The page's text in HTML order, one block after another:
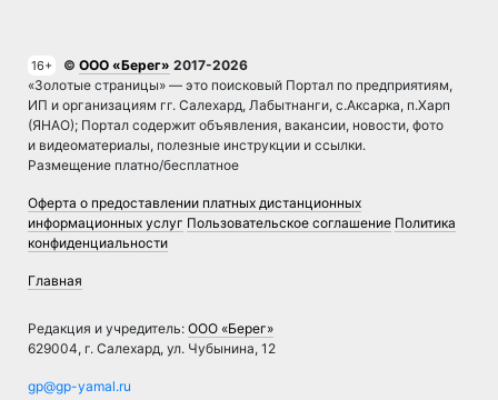
16+ © ООО «Берег» 2017-2026
«Золотые страницы» — это поисковый Портал по предприятиям,
ИП и организациям гг. Салехард, Лабытнанги, с.Аксарка, п.Харп
(ЯНАО); Портал содержит объявления, вакансии, новости, фото
и видеоматериалы, полезные инструкции и ссылки.
Размещение платно/бесплатное
Оферта о предоставлении платных дистанционных
информационных услуг Пользовательское соглашение Политика
конфиденциальности
Главная
Редакция и учредитель: ООО «Берег»
629004, г. Салехард, ул. Чубынина, 12